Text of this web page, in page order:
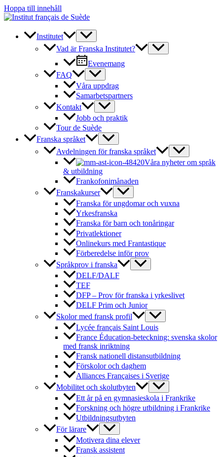
Hoppa till innehåll
Institutet
Vad är Franska Institutet?
Evenemang
FAQ
Våra uppdrag
Samarbetspartners
Kontakt
Jobb och praktik
Tour de Suède
Franska språket
Avdelningen för franska språket
Våra nyheter om språk
& utbildning
Frankofonimånaden
Franskakurser
Franska för ungdomar och vuxna
Yrkesfranska
Franska för barn och tonåringar
Privatlektioner
Onlinekurs med Frantastique
Förberedelse inför prov
Språkprov i franska
DELF/DALF
TEF
DFP – Prov för franska i yrkeslivet
DELF Prim och Junior
Skolor med fransk profil
Lycée français Saint Louis
France Éducation-beteckning: svenska skolor
med fransk inriktning
Fransk nationell distansutbildning
Förskolor och daghem
Alliances Françaises i Sverige
Mobilitet och skolutbyten
Ett år på en gymnasieskola i Frankrike
Forskning och högre utbildning i Frankrike
Utbildningsutbyten
För lärare
Motivera dina elever
Fransk assistent